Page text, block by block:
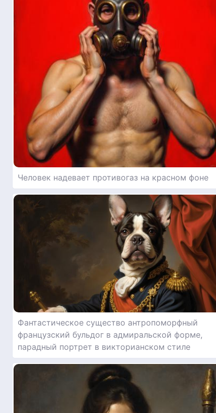
Человек надевает противогаз на красном фоне
Фантастическое существо антропоморфный
французский бульдог в адмиральской форме,
парадный портрет в викторианском стиле